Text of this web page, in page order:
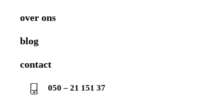
over ons
blog
contact
050 – 21 151 37